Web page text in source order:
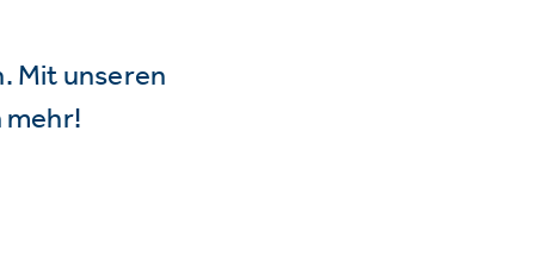
Mit unseren
mehr!